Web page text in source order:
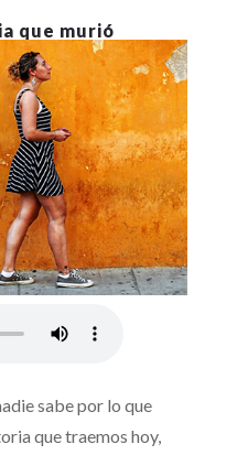
que murió
sabe por lo que
que traemos hoy,